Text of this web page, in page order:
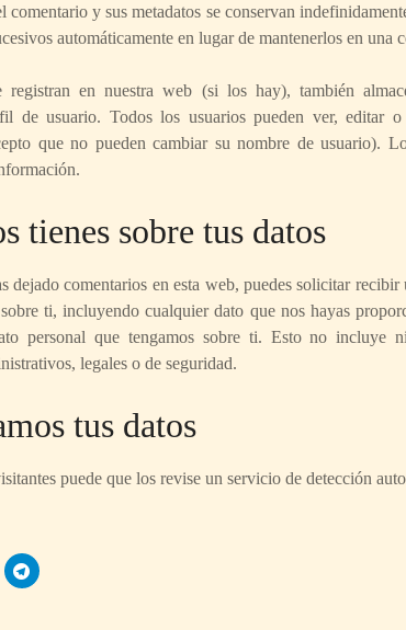
comentario y sus metadatos se conservan
automáticamente en lugar de mantenerlos en una
en nuestra web (si los hay), también
de usuario. Todos los usuarios pueden ver, editar
que no pueden cambiar su nombre de usuario).
tienes sobre tus datos
dejado comentarios en esta web, puedes solicitar
ti, incluyendo cualquier dato que nos hayas
personal que tengamos sobre ti. Esto no incluye
legales o de seguridad.
tus datos
puede que los revise un servicio de detección